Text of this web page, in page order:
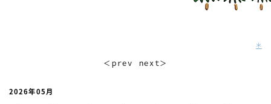
＊
＜ｐｒｅｖ
ｎｅｘｔ＞
2026年05月